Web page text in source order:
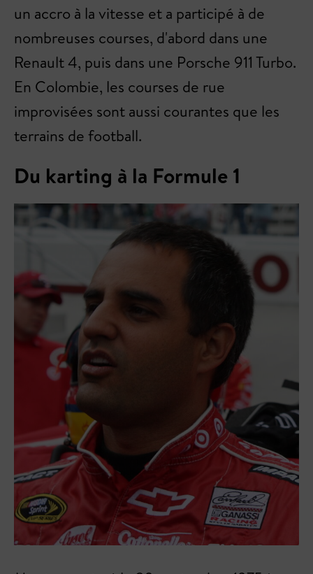
un accro à la vitesse et a participé à de
nombreuses courses, d'abord dans une
Renault 4, puis dans une Porsche 911 Turbo.
En Colombie, les courses de rue
improvisées sont aussi courantes que les
terrains de football.
Du karting à la Formule 1